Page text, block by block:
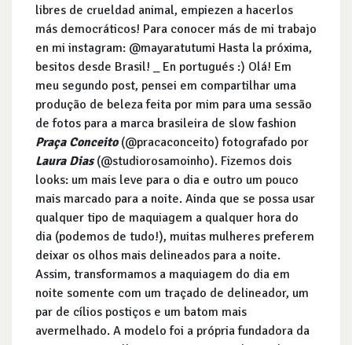
libres de crueldad animal, empiezen a hacerlos
más democráticos! Para conocer más de mi trabajo
en mi instagram: @mayaratutumi Hasta la próxima,
besitos desde Brasil! _ En portugués :) Olá! Em
meu segundo post, pensei em compartilhar uma
produção de beleza feita por mim para uma sessão
de fotos para a marca brasileira de slow fashion
Praça Conceito(@pracaconceito) fotografado por
Laura Dias(@studiorosamoinho). Fizemos dois
looks: um mais leve para o dia e outro um pouco
mais marcado para a noite. Ainda que se possa usar
qualquer tipo de maquiagem a qualquer hora do
dia (podemos de tudo!), muitas mulheres preferem
deixar os olhos mais delineados para a noite.
Assim, transformamos a maquiagem do dia em
noite somente com um traçado de delineador, um
par de cílios postiços e um batom mais
avermelhado. A modelo foi a própria fundadora da